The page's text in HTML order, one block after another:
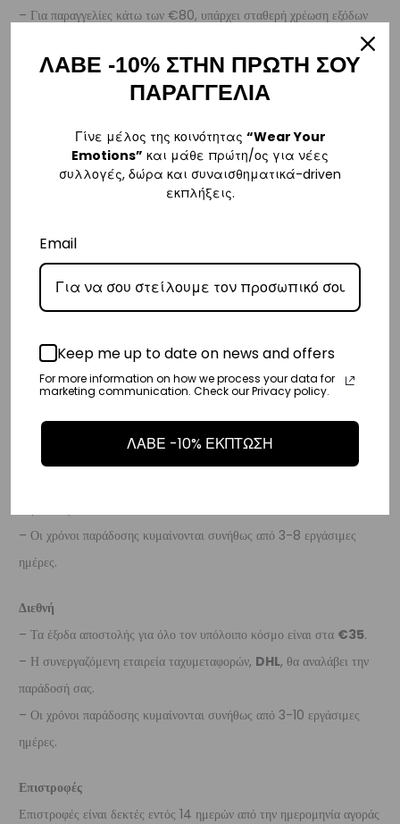
– Για παραγγελίες κάτω των €80, υπάρχει σταθερή χρέωση εξόδων
– Η συνεργαζόμενη εταιρεία ταχυμεταφορών,Courier Center
αναλάβει την παράδοσή σας.
– Προσφέρουμε επίσης αντικαταβολή για παραγγελίες σε όλη την
Ελλάδα με extra χρέωση €2.
Κύπρος
– Η συνεργαζόμενη εταιρεία ταχυμεταφορών,
, θα αναλάβει
– Οι χρόνοι παράδοσης κυμαίνονται συνήθως από 2-7 εργάσιμες
ημέρες.
Ευρώπη
– Οι χρόνοι παράδοσης κυμαίνονται συνήθως από 3-8 εργάσιμες
ημέρες.
Διεθνή
– Τα έξοδα αποστολής για όλο τον υπόλοιπο κόσμο είναι στα €35.
– Η συνεργαζόμενη εταιρεία ταχυμεταφορών, DHL, θα αναλάβει την
παράδοσή σας.
– Οι χρόνοι παράδοσης κυμαίνονται συνήθως από 3-10 εργάσιμες
ημέρες.
Επιστροφές
Επιστροφές είναι δεκτές εντός 14 ημερών από την ημερομηνία αγοράς
ΛΑΒΕ -10% ΣΤΗΝ ΠΡΩΤΗ ΣΟΥ
ΠΑΡΑΓΓΕΛΙΑ
Γίνε μέλος της κοινότητας “Wear Your
Emotions” και μάθε πρώτη/ος για νέες
συλλογές, δώρα και συναισθηματικά-driven
εκπλήξεις.
Email
Keep me up to date on news and offers
For more information on how we process your data for
marketing communication. Check our Privacy policy.
ΛΑΒΕ -10% ΕΚΠΤΩΣΗ